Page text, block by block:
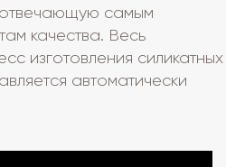
самым
качества. Весь
изготовления силикатных
автоматически